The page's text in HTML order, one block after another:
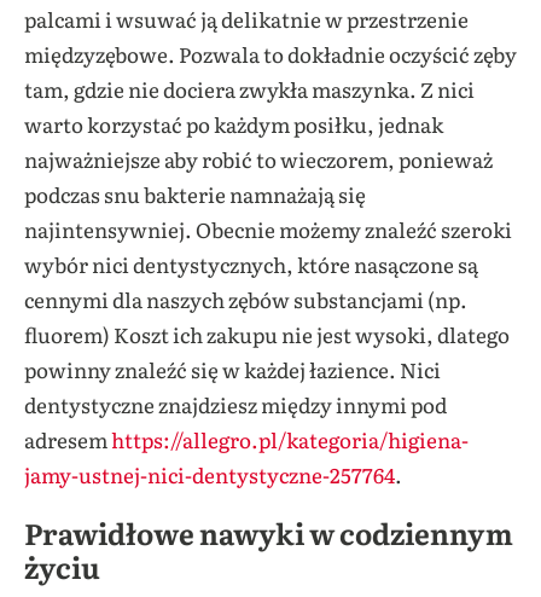
palcami i wsuwać ją delikatnie w przestrzenie
międzyzębowe. Pozwala to dokładnie oczyścić zęby
tam, gdzie nie dociera zwykła maszynka. Z nici
warto korzystać po każdym posiłku, jednak
najważniejsze aby robić to wieczorem, ponieważ
podczas snu bakterie namnażają się
najintensywniej. Obecnie możemy znaleźć szeroki
wybór nici dentystycznych, które nasączone są
cennymi dla naszych zębów substancjami (np.
fluorem) Koszt ich zakupu nie jest wysoki, dlatego
powinny znaleźć się w każdej łazience. Nici
dentystyczne znajdziesz między innymi pod
adresemhttps://allegro.pl/kategoria/higiena-
jamy-ustnej-nici-dentystyczne-257764.
Prawidłowe nawyki w codziennym
życiu